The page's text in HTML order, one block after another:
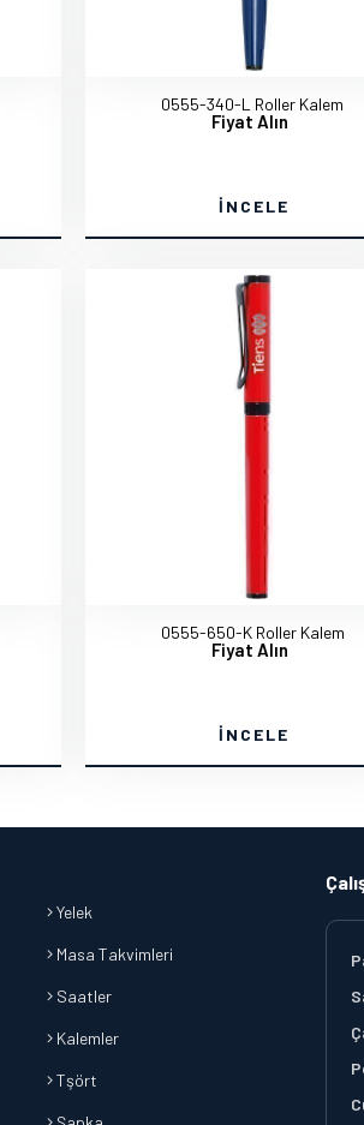
0555-340-L Roller Kalem
Fiyat Alın
İNCELE
0555-650-K Roller Kalem
Fiyat Alın
İNCELE
Yelek
Masa Takvimleri
Saatler
Kalemler
Tşört